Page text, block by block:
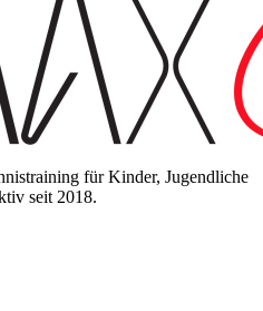
für Kinder, Jugendliche
seit 2018.